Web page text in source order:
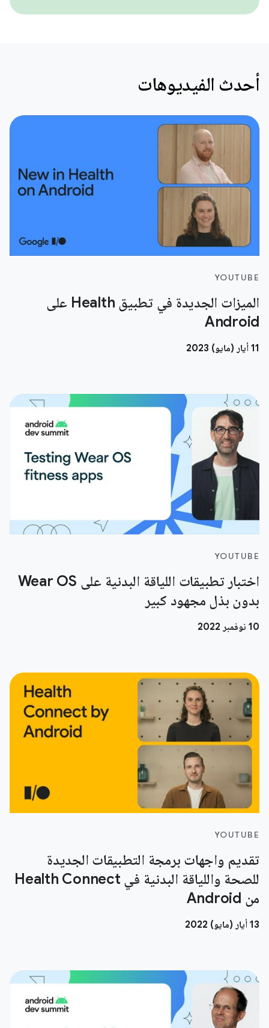
أحدث الفيديوهات
YOUTUBE
الميزات الجديدة في تطبيق Health على
Android
11 أيار (مايو) 2023
YOUTUBE
اختبار تطبيقات اللياقة البدنية على Wear OS
بدون بذل مجهود كبير
10 نوفمبر 2022
YOUTUBE
تقديم واجهات برمجة التطبيقات الجديدة
للصحة واللياقة البدنية في Health Connect
من Android
13 أيار (مايو) 2022